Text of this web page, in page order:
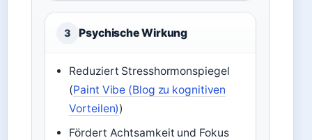
3 Psychische Wirkung
Reduziert Stresshormonspiegel
(Paint Vibe (Blog zu kognitiven
Vorteilen))
Fördert Achtsamkeit und Fokus